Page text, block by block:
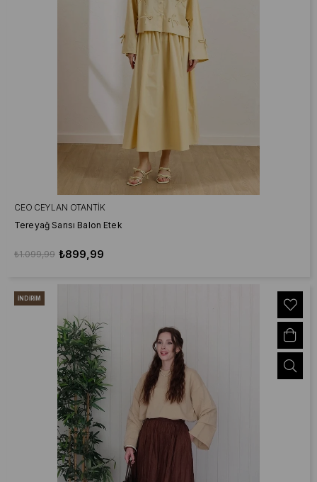
CEO CEYLAN OTANTIK
Tereyağ Sarısı Balon Etek
₺899,99
₺1.099,99
İNDIRIM